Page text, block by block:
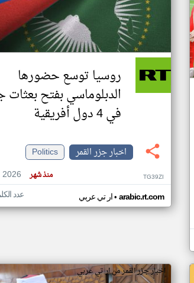
اخبار جزر
أهم اخبار جزر
روسيا توسع حضورها
الدبلوماسي بفتح بعثات
في 4 دول أفريقية
اخبار جزر القمر
Politics
منذ شهر TG39ZI
ار تي عربي• arabic.rt.com عدد
اخبار جزر القمر من ار تي عربي